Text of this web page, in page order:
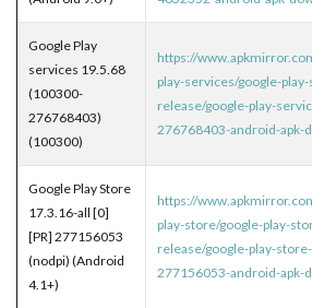
Google Play
services 19.5.68
(100300-
276768403)
(100300)
https://
play-services/google-
release/google-play-
276768403-android-apk-
Google Play Store
17.3.16-all [0]
[PR] 277156053
(nodpi) (Android
4.1+)
https://
play-store/google-play-
release/google-play-
277156053-android-apk-